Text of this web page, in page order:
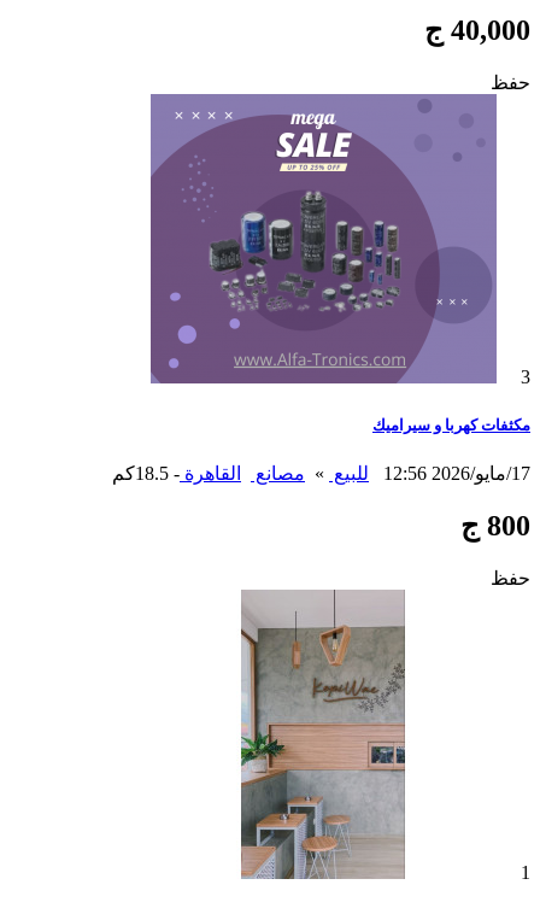
40,000 ج
حفظ
3
مكثفات كهربا و سيراميك
17/مايو/2026 12:56 للبيع » مصانع القاهرة - 18.5كم
800 ج
حفظ
1